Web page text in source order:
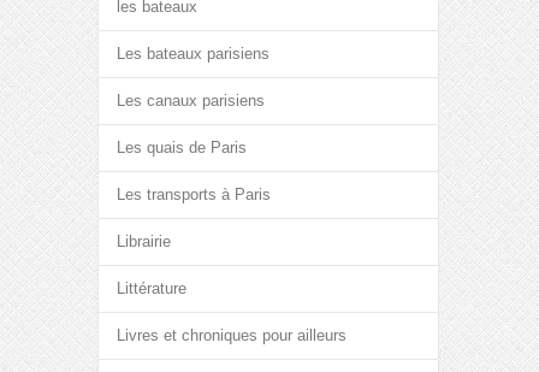
les bateaux
Les bateaux parisiens
Les canaux parisiens
Les quais de Paris
Les transports à Paris
Librairie
Littérature
Livres et chroniques pour ailleurs